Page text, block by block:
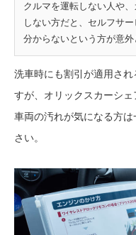
クルマを運転しない人や
しない方だと、セルフサ
分からないという方が意
洗車時にも割引が適用さ
すが、オリックスカーシェ
車両の汚れが気になる方
さい。